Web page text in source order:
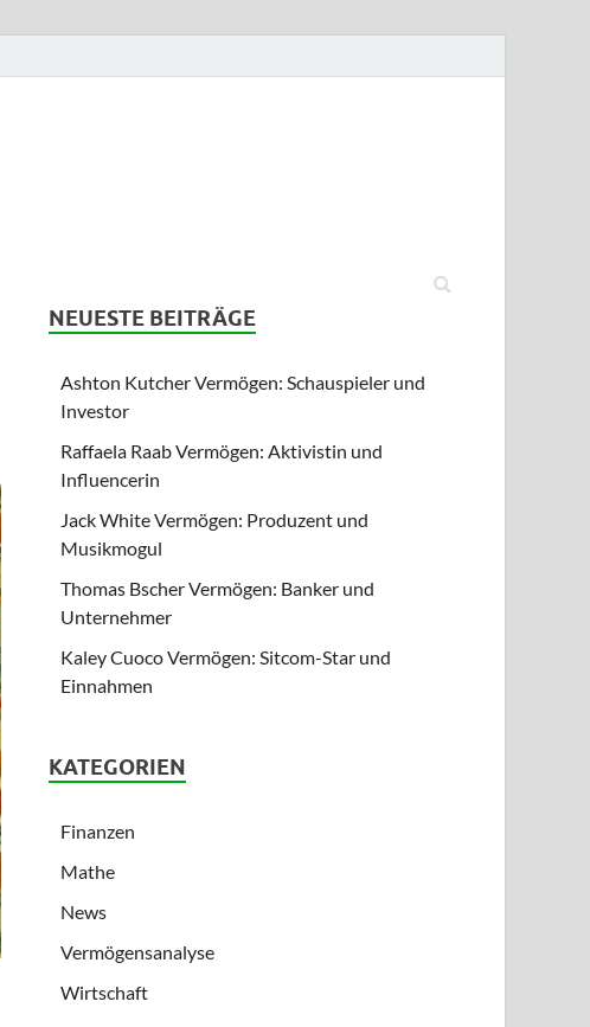
NEUESTE BEITRÄGE
Ashton Kutcher Vermögen: Schauspieler und
Investor
Raffaela Raab Vermögen: Aktivistin und
Influencerin
Jack White Vermögen: Produzent und
Musikmogul
Thomas Bscher Vermögen: Banker und
Unternehmer
Kaley Cuoco Vermögen: Sitcom-Star und
Einnahmen
KATEGORIEN
Finanzen
Mathe
News
Vermögensanalyse
Wirtschaft